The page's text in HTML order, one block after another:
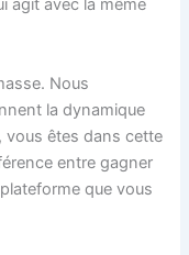
agit avec la même
Nous
la dynamique
vous êtes dans cette
entre gagner
que vous